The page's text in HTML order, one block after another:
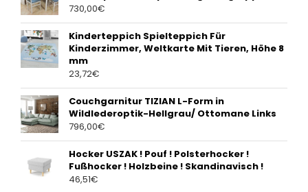
730,00€
Kinderteppich Spielteppich Für
Kinderzimmer, Weltkarte Mit Tieren, Höhe 8
mm
23,72€
Couchgarnitur TIZIAN L-Form in
Wildlederoptik-Hellgrau/ Ottomane Links
796,00€
Hocker USZAK ! Pouf ! Polsterhocker !
Fußhocker ! Holzbeine ! Skandinavisch !
46,51€